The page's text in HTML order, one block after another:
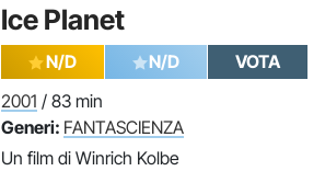
Ice Planet
N/D N/D
VOTA
2001 / 83 min
Generi: FANTASCIENZA
Un film di Winrich Kolbe